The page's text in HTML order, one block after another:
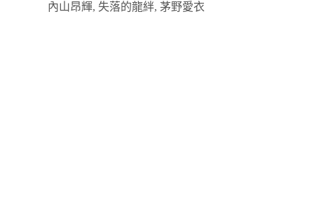
內山昂輝, 失落的龍絆, 茅野愛衣